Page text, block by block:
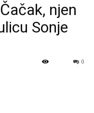
njen
Sonje
0